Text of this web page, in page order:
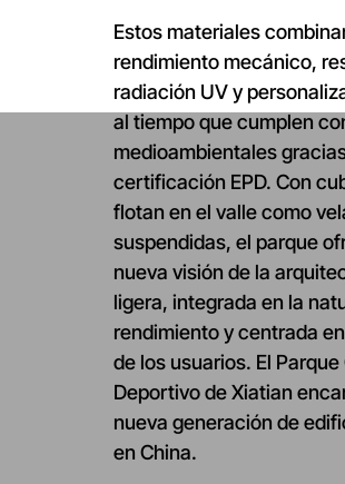
Estos materiales
rendimiento mecánico,
radiación UV y
al tiempo que cumplen
medioambientales
certificación EPD. Con
flotan en el valle como
suspendidas, el parque
nueva visión de la
ligera, integrada en la
rendimiento y centrada
de los usuarios. El
Deportivo de Xiatian
nueva generación de
en China.